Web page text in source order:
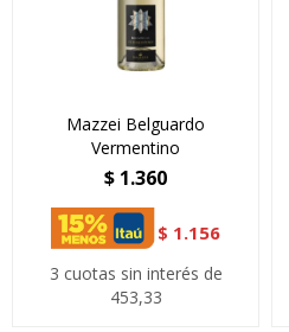
Mazzei Belguardo
Vermentino
$ 1.360
$ 1.156
3 cuotas sin interés de
453,33